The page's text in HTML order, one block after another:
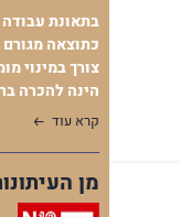
בתאונת
כתוצאה מגורם
צורך במינוי
הינה להכרה
קרא עוד
מן